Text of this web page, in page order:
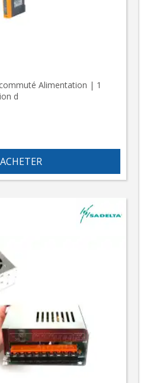
commuté Alimentation | 1
d